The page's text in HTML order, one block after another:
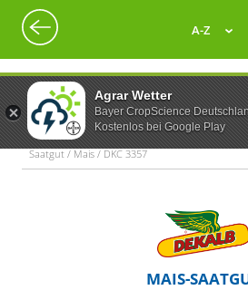
Agrar Wetter
Bayer CropScience
Kostenlos bei Google Play
A-Z
Saatgut / Mais / DKC 3357
MAIS-